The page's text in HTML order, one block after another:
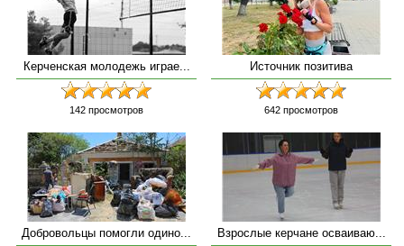
Керченская молодежь играе...
142 просмотров
Источник позитива
642 просмотров
Добровольцы помогли одино... Взрослые керчане осваиваю...